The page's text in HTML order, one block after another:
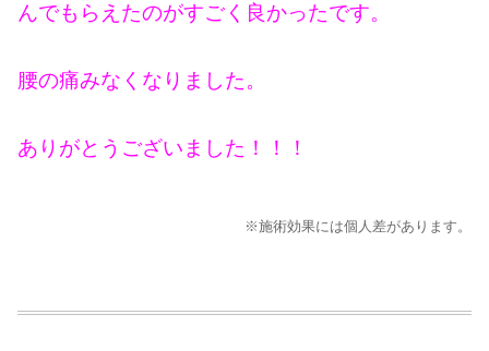
んでもらえたのがすごく良かったです。
腰の痛みなくなりました。
ありがとうございました！！！
※施術効果には個人差があります。